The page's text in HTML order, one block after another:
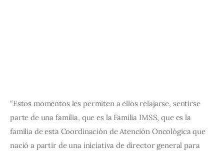
“Estos momentos les permiten a ellos relajarse, sentirse
parte de una familia, que es la Familia IMSS, que es la
familia de esta Coordinación de Atención Oncológica que
nació a partir de una iniciativa de director general para